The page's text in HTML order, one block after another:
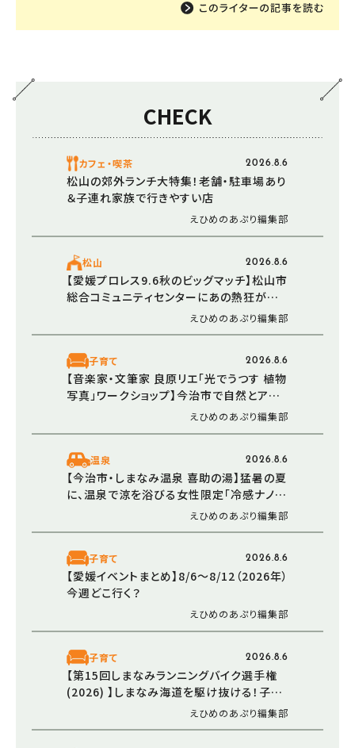
CHECK
カフェ・喫茶 2026.8.6
松山の郊外ランチ大特集！老舗・駐車場あり
＆子連れ家族で行きやすい店
えひめのあぷり編集部
松山 2026.8.6
【愛媛プロレス9.6秋のビッグマッチ】松山市
総合コミュニティセンターにあの熱狂が帰っ
てくる！プロレス観戦で非日常の興奮と感動
えひめのあぷり編集部
子育て 2026.8.6
【音楽家・文筆家 良原リエ「光でうつす 植物
写真」ワークショップ】今治市で自然とアー
トが交差する夏の特別体験（愛媛/今治市）
えひめのあぷり編集部
温泉 2026.8.6
【今治市・しまなみ温泉 喜助の湯】猛暑の夏
に、温泉で涼を浴びる女性限定「冷感ナノミ
えひめのあぷり編集部
子育て 2026.8.6
【愛媛イベントまとめ】8/6～8/12（2026年）
今週どこ行く？
えひめのあぷり編集部
子育て 2026.8.6
【第15回しまなみランニングバイク選手権
(2026) 】しまなみ海道を駆け抜ける！子ど
もの挑戦と笑顔が輝く秋の特別な一日（愛
えひめのあぷり編集部